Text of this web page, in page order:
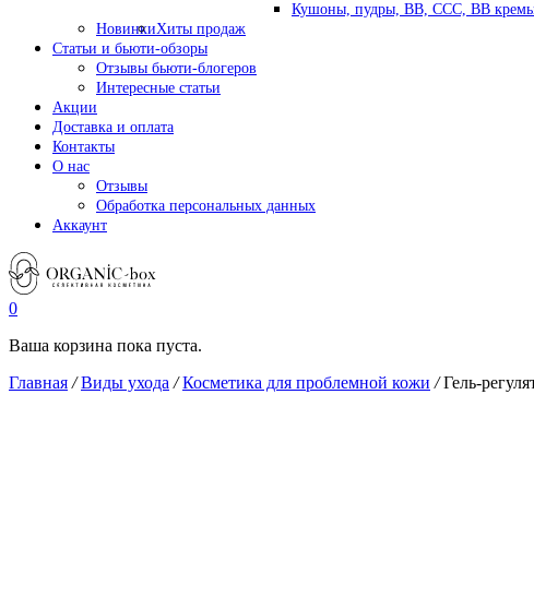
Кушоны, пудры, ВВ, ССС, ВВ
НовинкиХиты продаж
Статьи и бьюти-обзоры
Отзывы бьюти-блогеров
Интересные статьи
Акции
Доставка и оплата
Контакты
О нас
Отзывы
Обработка персональных данных
Аккаунт
0
Ваша корзина пока пуста.
Главная /Виды ухода /Косметика для проблемной кожи /Гель-